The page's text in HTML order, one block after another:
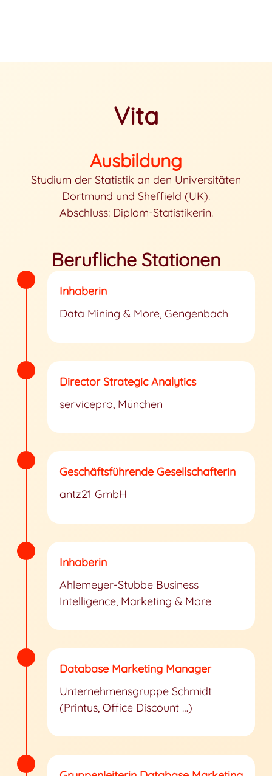
Vita
Ausbildung
Studium der Statistik an den Universitäten
Dortmund und Sheffield (UK).
Abschluss: Diplom-Statistikerin.
Berufliche Stationen
Inhaberin
Data Mining & More, Gengenbach
Director Strategic Analytics
servicepro, München
Geschäftsführende Gesellschafterin
antz21 GmbH
Inhaberin
Ahlemeyer-Stubbe Business
Intelligence, Marketing & More
Database Marketing Manager
Unternehmensgruppe Schmidt
(Printus, Office Discount …)